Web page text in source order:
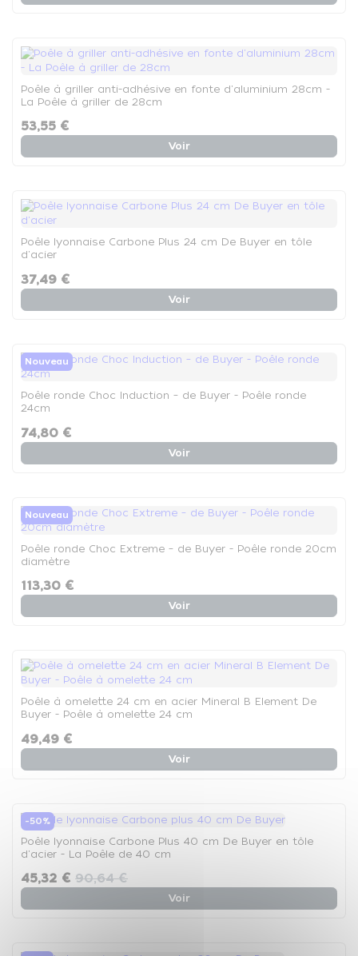
Poêle à griller anti-adhésive en fonte d'aluminium 28cm -
La Poêle à griller de 28cm
53,55 €
Voir
Poêle lyonnaise Carbone Plus 24 cm De Buyer en tôle
d'acier
37,49 €
Voir
Nouveau
Poêle ronde Choc Induction – de Buyer - Poêle ronde
24cm
74,80 €
Voir
Nouveau
Poêle ronde Choc Extreme – de Buyer - Poêle ronde 20cm
diamètre
113,30 €
Voir
Poêle à omelette 24 cm en acier Mineral B Element De
Buyer - Poêle à omelette 24 cm
49,49 €
Voir
-50%
Poêle lyonnaise Carbone Plus 40 cm De Buyer en tôle
d'acier - La Poêle de 40 cm
45,32 € 90,64 €
Voir